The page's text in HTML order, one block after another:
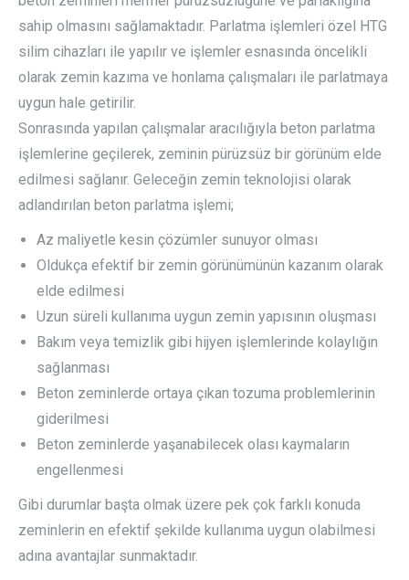
sahip olmasını sağlamaktadır. Parlatma işlemleri özel HTG
silim cihazları ile yapılır ve işlemler esnasında öncelikli
olarak zemin kazıma ve honlama çalışmaları ile parlatmaya
uygun hale getirilir.
Sonrasında yapılan çalışmalar aracılığıyla beton parlatma
işlemlerine geçilerek, zeminin pürüzsüz bir görünüm elde
edilmesi sağlanır. Geleceğin zemin teknolojisi olarak
adlandırılan beton parlatma işlemi;
Az maliyetle kesin çözümler sunuyor olması
Oldukça efektif bir zemin görünümünün kazanım olarak
elde edilmesi
Uzun süreli kullanıma uygun zemin yapısının oluşması
Bakım veya temizlik gibi hijyen işlemlerinde kolaylığın
sağlanması
Beton zeminlerde ortaya çıkan tozuma problemlerinin
giderilmesi
Beton zeminlerde yaşanabilecek olası kaymaların
engellenmesi
Gibi durumlar başta olmak üzere pek çok farklı konuda
zeminlerin en efektif şekilde kullanıma uygun olabilmesi
adına avantajlar sunmaktadır.